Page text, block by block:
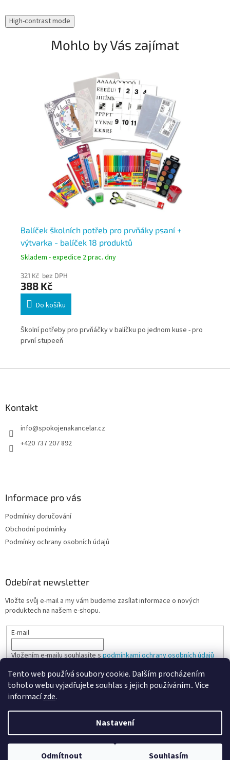
Tento web používá soubory cookie. Dalším procházením
tohoto webu vyjadřujete souhlas s jejich používáním.. Více
informacízde.
Nastavení
Odmítnout Souhlasím
High-contrast mode
Mohlo by Vás zajímat
Balíček školních potřeb pro prvňáky psaní +
výtvarka - balíček 18 produktů
Skladem - expedice 2 prac. dny
321 Kč bez DPH
388 Kč
Do košíku
Školní potřeby pro prvňáčky v balíčku po jednom kuse - pro
první stupeeň
Kontakt
info@spokojenakancelar.cz
+420 737 207 892
Informace pro vás
Podmínky doručování
Obchodní podmínky
Podmínky ochrany osobních údajů
Odebírat newsletter
Vložte svůj e-mail a my vám budeme zasílat informace o nových
produktech na našem e-shopu.
E-mail
Vložením e-mailu souhlasíte spodmínkami ochrany osobních údajů
PŘIHLÁSIT SE
Vytvořil Shoptet
Copyright 2026Spokojená kancelář . Všechna práva vyhrazena.